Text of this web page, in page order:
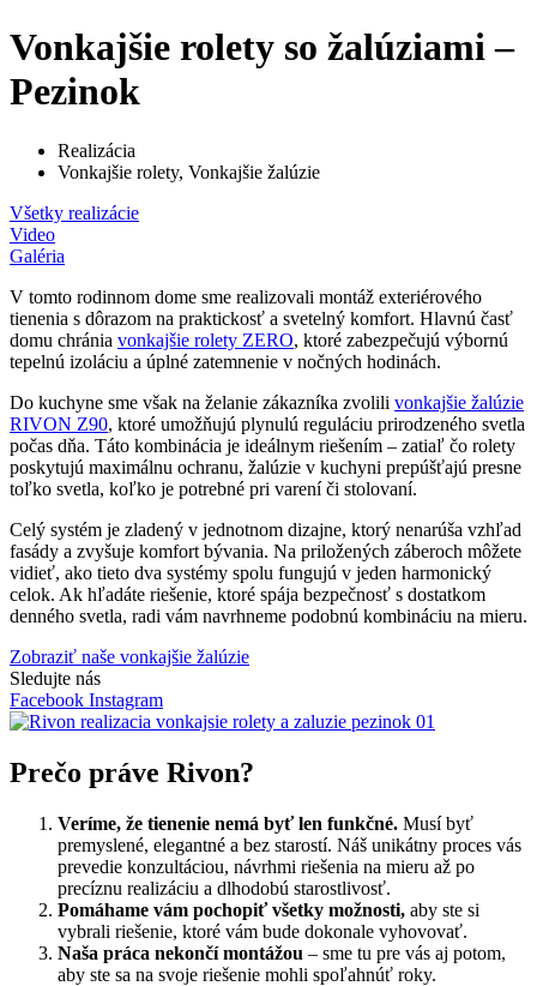
Vonkajšie rolety so žalúziami –
Pezinok
Realizácia
Vonkajšie rolety, Vonkajšie žalúzie
Všetky realizácie
Video
Galéria
V tomto rodinnom dome sme realizovali montáž exteriérového
tienenia s dôrazom na praktickosť a svetelný komfort. Hlavnú časť
domu chránia vonkajšie rolety ZERO, ktoré zabezpečujú výbornú
tepelnú izoláciu a úplné zatemnenie v nočných hodinách.
Do kuchyne sme však na želanie zákazníka zvolili vonkajšie žalúzie
RIVON Z90, ktoré umožňujú plynulú reguláciu prirodzeného svetla
počas dňa. Táto kombinácia je ideálnym riešením – zatiaľ čo rolety
poskytujú maximálnu ochranu, žalúzie v kuchyni prepúšťajú presne
toľko svetla, koľko je potrebné pri varení či stolovaní.
Celý systém je zladený v jednotnom dizajne, ktorý nenarúša vzhľad
fasády a zvyšuje komfort bývania. Na priložených záberoch môžete
vidieť, ako tieto dva systémy spolu fungujú v jeden harmonický
celok. Ak hľadáte riešenie, ktoré spája bezpečnosť s dostatkom
denného svetla, radi vám navrhneme podobnú kombináciu na mieru.
Zobraziť naše vonkajšie žalúzie
Sledujte nás
Facebook Instagram
Prečo práve Rivon?
Veríme, že tienenie nemá byť len funkčné. Musí byť
premyslené, elegantné a bez starostí. Náš unikátny proces vás
prevedie konzultáciou, návrhmi riešenia na mieru až po
precíznu realizáciu a dlhodobú starostlivosť.
Pomáhame vám pochopiť všetky možnosti, aby ste si
vybrali riešenie, ktoré vám bude dokonale vyhovovať.
Naša práca nekončí montážou – sme tu pre vás aj potom,
aby ste sa na svoje riešenie mohli spoľahnúť roky.